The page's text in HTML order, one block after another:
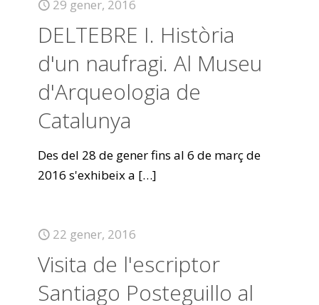
29 gener, 2016
DELTEBRE I. Història
d'un naufragi. Al Museu
d'Arqueologia de
Catalunya
Des del 28 de gener fins al 6 de març de
2016 s'exhibeix a […]
22 gener, 2016
Visita de l'escriptor
Santiago Posteguillo al